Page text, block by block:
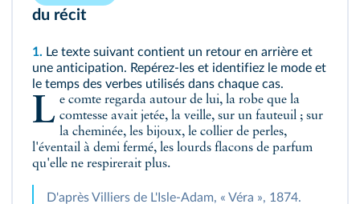
du récit
1. Le texte suivant contient un retour en arrière et
une anticipation. Repérez-les et identifiez le mode et
le temps des verbes utilisés dans chaque cas.
Le comte regarda autour de lui, la robe que la comtesse avait jetée, la veille, sur un fauteuil ; sur
la cheminée, les bijoux, le collier de perles,
l'éventail à demi fermé, les lourds flacons de parfum
qu'elle ne respirerait plus.
D'après Villiers de L'Isle-Adam, « Véra », 1874.